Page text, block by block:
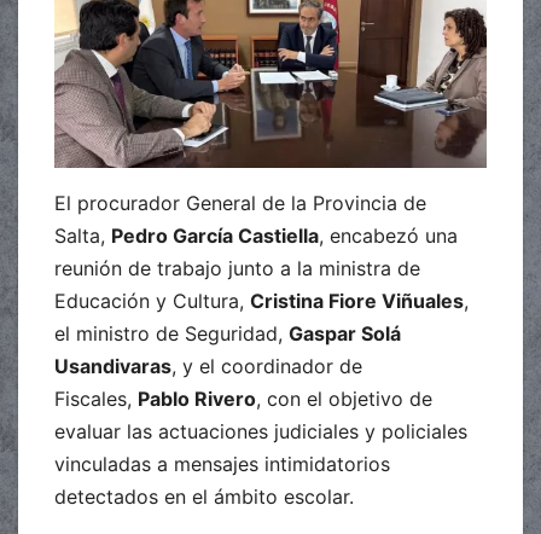
El procurador General de la Provincia de
Salta, Pedro García Castiella, encabezó una
reunión de trabajo junto a la ministra de
Educación y Cultura, Cristina Fiore Viñuales,
el ministro de Seguridad, Gaspar Solá
Usandivaras, y el coordinador de
Fiscales, Pablo Rivero, con el objetivo de
evaluar las actuaciones judiciales y policiales
vinculadas a mensajes intimidatorios
detectados en el ámbito escolar.